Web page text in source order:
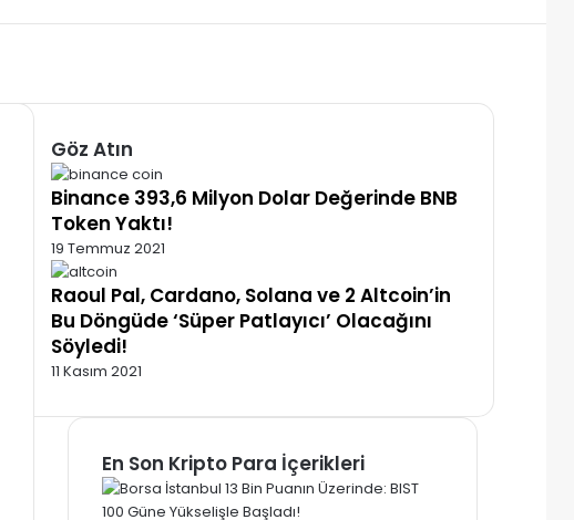
Göz Atın
Kapalı
Binance 393,6 Milyon Dolar Değerinde BNB
Token Yaktı!
19 Temmuz 2021
Raoul Pal, Cardano, Solana ve 2 Altcoin’in
Bu Döngüde ‘Süper Patlayıcı’ Olacağını
Söyledi!
11 Kasım 2021
En Son Kripto Para İçerikleri